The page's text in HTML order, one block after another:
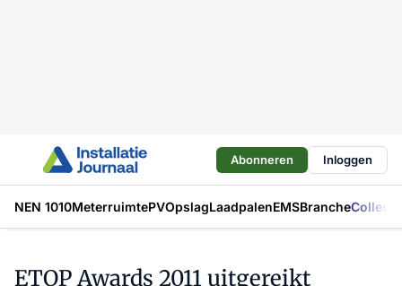
Abonneren Inloggen
NEN 1010MeterruimtePVOpslagLaadpalenEMSBranche
ETOP Awards 2011 uitgereikt